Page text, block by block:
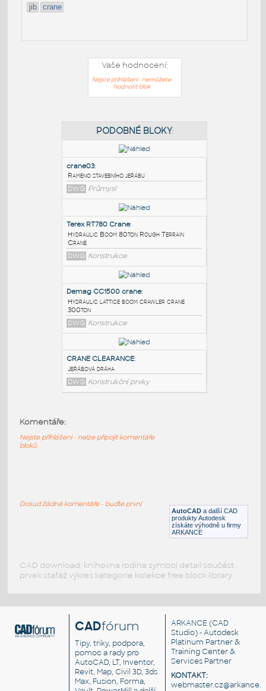
jib crane
Vaše hodnocení:
Nejste přihlášeni - nemůžete
hodnotit blok
PODOBNÉ BLOKY
crane03:
Rameno stavebního jeřábu
DWG Průmysl
Terex RT780 Crane
Hydraulic Boom 80ton Rough Terrain
Crane
DWG Konstrukce
Jeřábová dráha
Konstrukční prvkyAutoCAD a další CAD
produkty Autodesk
získáte výhodně u firmy
ARKANCE
Komentáře:
Nejste přihlášeni - nelze připojit komentáře
bloků
Dosud žádné komentáře - buďte první
CAD download: knihovna rodina symbol detail součást
prvek stafáž výkres kategorie kolekce free block library
CADfórum
Tipy, triky, podpora,
pomoc a rady pro
AutoCAD, LT, Inventor,
Revit, Map, Civil 3D, 3ds
Max, Fusion, Forma,
ARKANCE (CAD
Studio) - Autodesk
Platinum Partner &
Training Center &
Services Partner
KONTAKT: